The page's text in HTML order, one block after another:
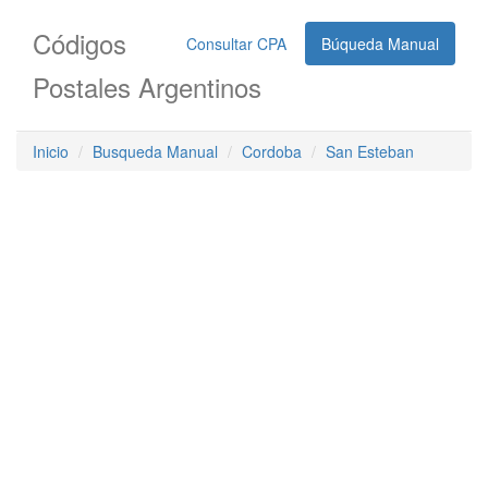
Consultar CPA Búqueda Manual
Códigos
Postales Argentinos
Inicio Busqueda Manual Cordoba San Esteban